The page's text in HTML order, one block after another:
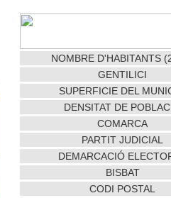
NOMBRE D'HABITANTS
GENTILICI
SUPERFICIE DEL
DENSITAT DE
COMARCA
PARTIT JUDICIAL
DEMARCACIÓ
BISBAT
CODI POSTAL